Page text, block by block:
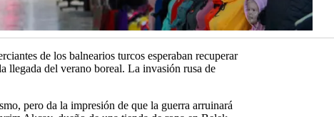
de los balnearios turcos esperaban recuperar
llegada del verano boreal. La invasión rusa de
pero da la impresión de que la guerra arruinará